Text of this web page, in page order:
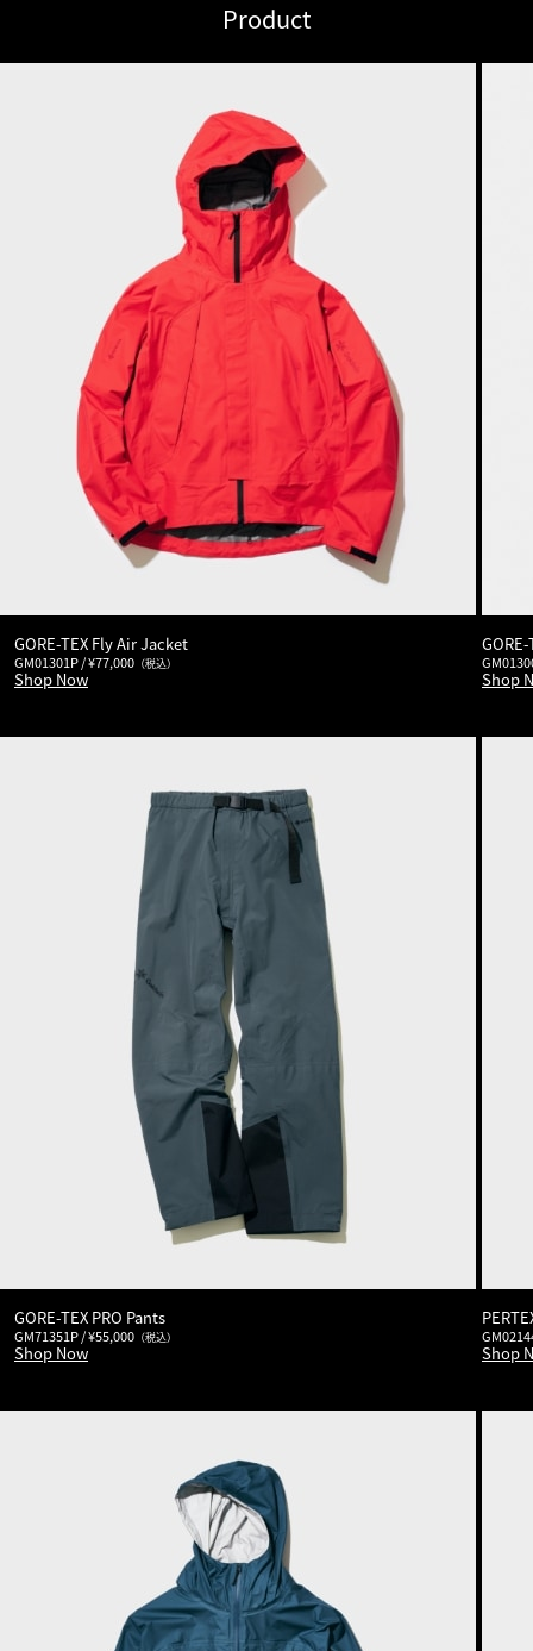
Product
GORE-TEX Fly Air Jacket
GM01301P / ¥77,000 （税込）
Shop Now Shop
GORE-TEX PRO Pants
GM71351P / ¥55,000 （税込）
Shop Now Shop